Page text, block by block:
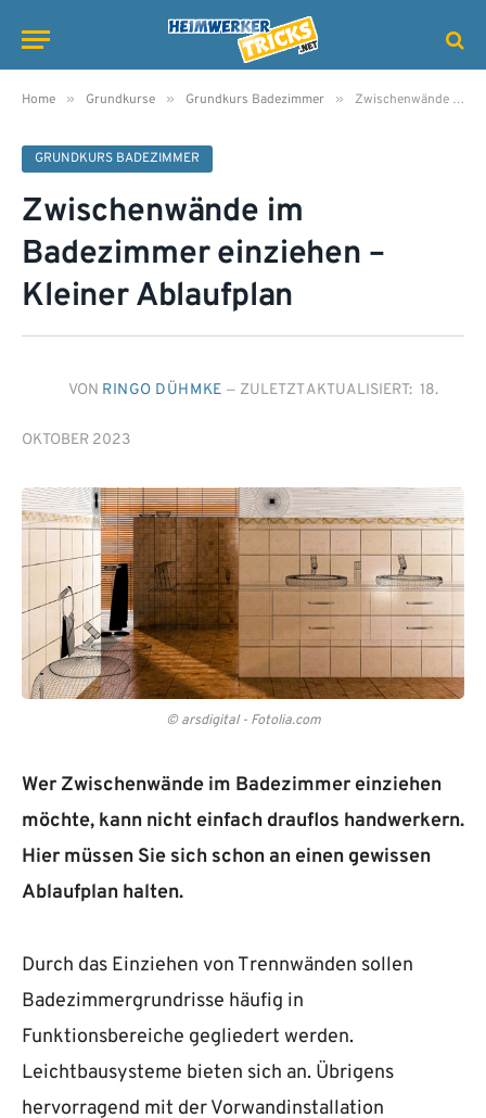
Home » Grundkurse » Grundkurs Badezimmer » Zwischenwände im Badezimmer einziehen – Kleiner Ablaufplan
GRUNDKURS BADEZIMMER
Zwischenwände im
Badezimmer einziehen –
Kleiner Ablaufplan
VON RINGO DÜHMKE ZULETZT AKTUALISIERT: 18.
OKTOBER 2023
© arsdigital - Fotolia.com
Wer Zwischenwände im Badezimmer einziehen
möchte, kann nicht einfach drauflos handwerkern.
Hier müssen Sie sich schon an einen gewissen
Ablaufplan halten.
Durch das Einziehen von Trennwänden sollen
Badezimmergrundrisse häufig in
Funktionsbereiche gegliedert werden.
Leichtbausysteme bieten sich an. Übrigens
hervorragend mit der Vorwandinstallation